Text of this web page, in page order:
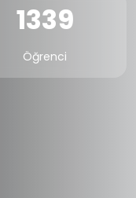
1339
Öğrenci